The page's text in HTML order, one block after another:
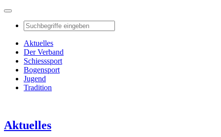
Aktuelles
Der Verband
Schiesssport
Bogensport
Jugend
Tradition
Aktuelles